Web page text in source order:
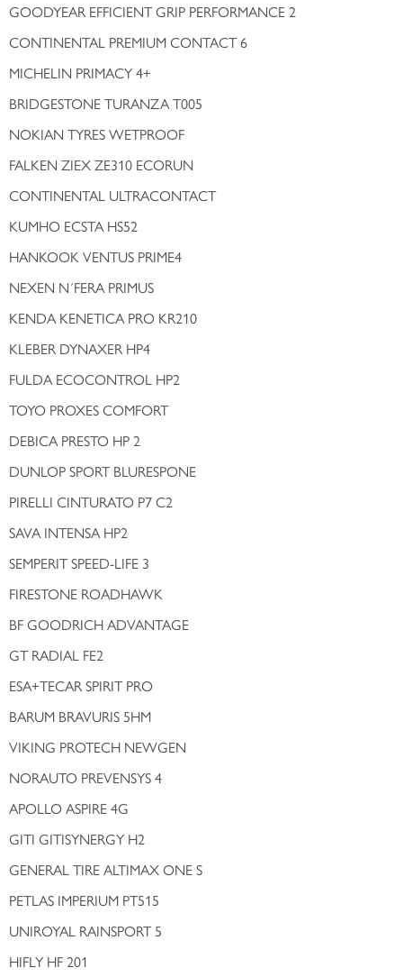
GOODYEAR EFFICIENT GRIP PERFORMANCE 2
CONTINENTAL PREMIUM CONTACT 6
MICHELIN PRIMACY 4+
BRIDGESTONE TURANZA T005
NOKIAN TYRES WETPROOF
FALKEN ZIEX ZE310 ECORUN
CONTINENTAL ULTRACONTACT
KUMHO ECSTA HS52
HANKOOK VENTUS PRIME4
NEXEN N´FERA PRIMUS
KENDA KENETICA PRO KR210
KLEBER DYNAXER HP4
FULDA ECOCONTROL HP2
TOYO PROXES COMFORT
DEBICA PRESTO HP 2
DUNLOP SPORT BLURESPONE
PIRELLI CINTURATO P7 C2
SAVA INTENSA HP2
SEMPERIT SPEED-LIFE 3
FIRESTONE ROADHAWK
BF GOODRICH ADVANTAGE
GT RADIAL FE2
ESA+TECAR SPIRIT PRO
BARUM BRAVURIS 5HM
VIKING PROTECH NEWGEN
NORAUTO PREVENSYS 4
APOLLO ASPIRE 4G
GITI GITISYNERGY H2
GENERAL TIRE ALTIMAX ONE S
PETLAS IMPERIUM PT515
UNIROYAL RAINSPORT 5
HIFLY HF 201